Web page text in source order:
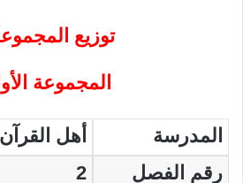
توزيع
المجموعة
المدرسة
أهل القرآن
رقم الفصل
2